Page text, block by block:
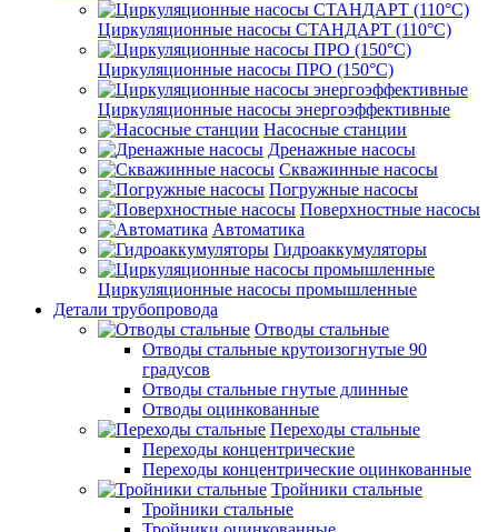
Циркуляционные насосы СТАНДАРТ (110°C)
Циркуляционные насосы ПРО (150°C)
Циркуляционные насосы энергоэффективные
Насосные станции
Дренажные насосы
Скважинные насосы
Погружные насосы
Поверхностные насосы
Автоматика
Гидроаккумуляторы
Циркуляционные насосы промышленные
Детали трубопровода
Отводы стальные
Отводы стальные крутоизогнутые 90
градусов
Отводы стальные гнутые длинные
Отводы оцинкованные
Переходы стальные
Переходы концентрические
Переходы концентрические оцинкованные
Тройники стальные
Тройники стальные